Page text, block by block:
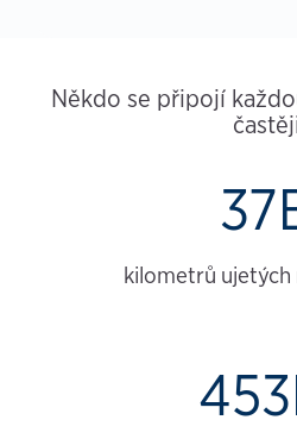
Někdo se připojí
kilometrů ujetých